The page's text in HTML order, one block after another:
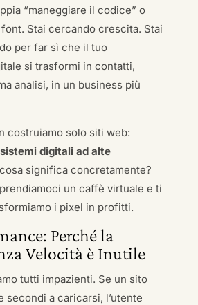
“maneggiare il codice” o
Stai cercando crescita. Stai
per far sì che il tuo
si trasformi in contatti,
analisi, in un business più
costruiamo solo siti web:
digitali ad alte
significa concretamente?
un caffè virtuale e ti
i pixel in profitti.
Perché la
Velocità è Inutile
tutti impazienti. Se un sito
secondi a caricarsi, l’utente